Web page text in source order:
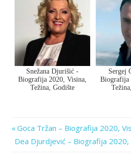
Snežana Djurišić -
Biografija 2020, Visina,
Težina, Godište
Sergej
Biografija
Post
navigation
Previous
Post:
Goca Tržan – Biografija 2020,
Next
Dea Djurdjević – Biografija 2020,